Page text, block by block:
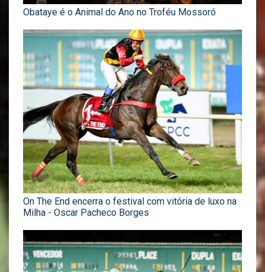
Obataye é o Animal do Ano no Troféu Mossoró
On The End encerra o festival com vitória de luxo na
Milha - Oscar Pacheco Borges